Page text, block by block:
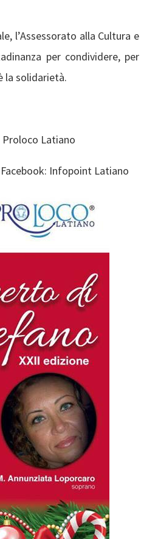
l’Assessorato alla Cultura e
per condividere, per
la solidarietà.
Proloco Latiano
Infopoint Latiano